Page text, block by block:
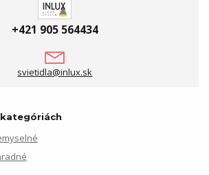
+421 905 564434
svietidla@inlux.sk